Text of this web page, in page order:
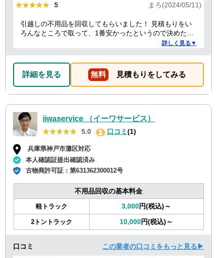
★★★★★
★★★★★ 5 まろ(2024/05/11)
引越しの不用品を回収してもらいました！ 見積もりをい
ろんなところで取って、1番安かったというので決めたの
ですが、 対応や話し方も、丁寧で優しく、 作業自体も素
回収の時は料金しようと思いました！
詳しく見る▼
詳細を見る 無料 見積もりをしてみる
iiwaservice （イーワサービス）
★★★★★
★★★★★ 5.0 口コミ(1)
兵庫県神戸市灘区対応
本人確認証提出確認済み
古物商許可証：第631362300012号
不用品回収の基本料金
軽トラック 3,000円(税込)～
2トントラック 10,000円(税込)～
口コミ この業者の口コミをもっと見る▶